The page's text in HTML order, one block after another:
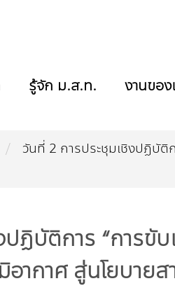
รู้จัก ม.ส.ท. งานของ
วันที่ 2 การประชุมเชิงปฏิบัติ
ฏิบัติการ “การขับ
ากาศ สู่นโยบายส